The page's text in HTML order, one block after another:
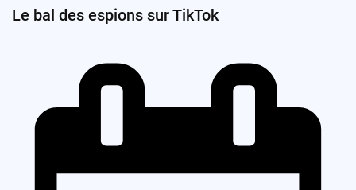
Le bal des espions sur TikTok